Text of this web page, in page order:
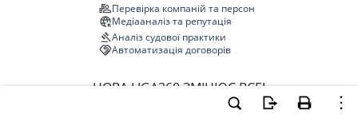
Перевірка компаній та персон
Медіааналіз та репутація
Аналіз судової практики
Автоматизація договорів
НОВА LIGA360 ЗМІНЮЄ ВСЕ!